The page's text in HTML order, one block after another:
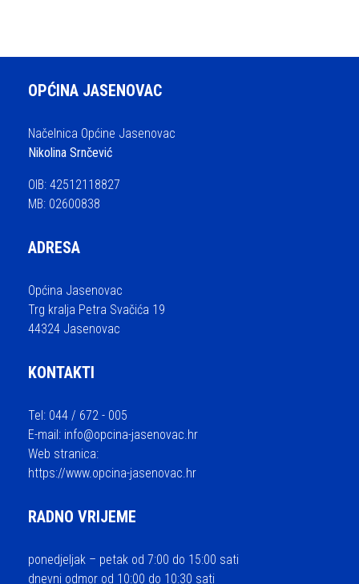
OPĆINA JASENOVAC
Načelnica Općine Jasenovac
Nikolina Srnčević
OIB: 42512118827
MB: 02600838
ADRESA
Općina Jasenovac
Trg kralja Petra Svačića 19
44324 Jasenovac
KONTAKTI
Tel: 044 / 672 - 005
E-mail: info@opcina-jasenovac.hr
Web stranica:
https://www.opcina-jasenovac.hr
RADNO VRIJEME
ponedjeljak – petak od 7:00 do 15:00 sati
dnevni odmor od 10:00 do 10:30 sati